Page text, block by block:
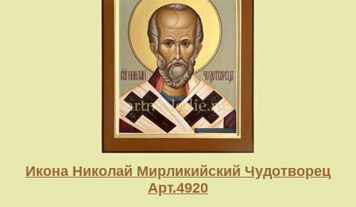
Икона Николай Мирликийский Чудотворец
Арт.4920